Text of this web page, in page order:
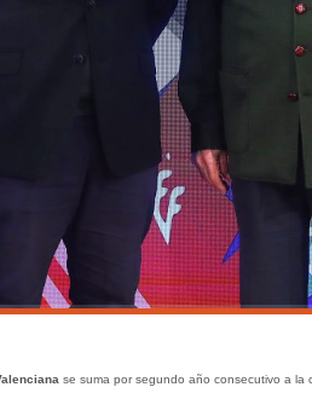
se suma por segundo año consecutivo a la